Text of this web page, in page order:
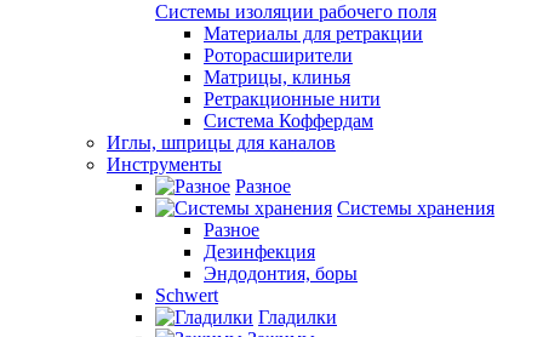
Системы изоляции рабочего поля
Материалы для ретракции
Роторасширители
Матрицы, клинья
Ретракционные нити
Система Коффердам
Иглы, шприцы для каналов
Инструменты
Разное
Системы хранения
Разное
Дезинфекция
Эндодонтия, боры
Schwert
Гладилки